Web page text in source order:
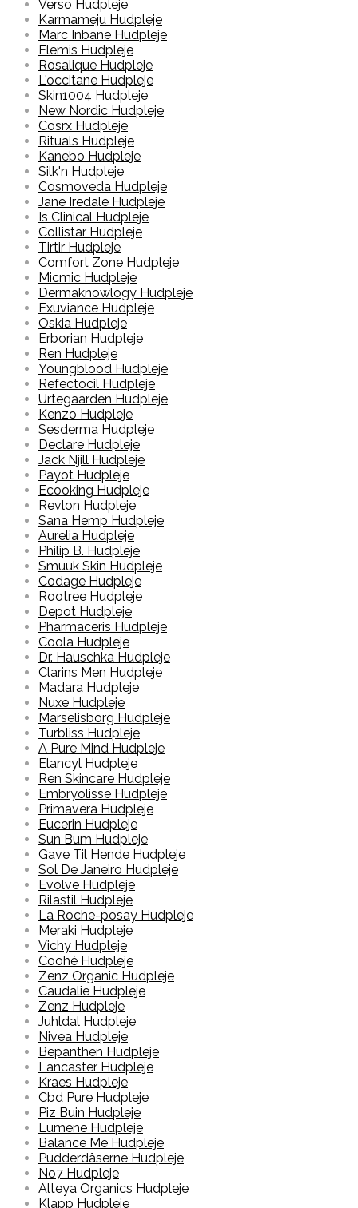
Verso Hudpleje
Karmameju Hudpleje
Marc Inbane Hudpleje
Elemis Hudpleje
Rosalique Hudpleje
L'occitane Hudpleje
Skin1004 Hudpleje
New Nordic Hudpleje
Cosrx Hudpleje
Rituals Hudpleje
Kanebo Hudpleje
Silk'n Hudpleje
Cosmoveda Hudpleje
Jane Iredale Hudpleje
Is Clinical Hudpleje
Collistar Hudpleje
Tirtir Hudpleje
Comfort Zone Hudpleje
Micmic Hudpleje
Dermaknowlogy Hudpleje
Exuviance Hudpleje
Oskia Hudpleje
Erborian Hudpleje
Ren Hudpleje
Youngblood Hudpleje
Refectocil Hudpleje
Urtegaarden Hudpleje
Kenzo Hudpleje
Sesderma Hudpleje
Declare Hudpleje
Jack Njill Hudpleje
Payot Hudpleje
Ecooking Hudpleje
Revlon Hudpleje
Sana Hemp Hudpleje
Aurelia Hudpleje
Philip B. Hudpleje
Smuuk Skin Hudpleje
Codage Hudpleje
Rootree Hudpleje
Depot Hudpleje
Pharmaceris Hudpleje
Coola Hudpleje
Dr. Hauschka Hudpleje
Clarins Men Hudpleje
Madara Hudpleje
Nuxe Hudpleje
Marselisborg Hudpleje
Turbliss Hudpleje
A Pure Mind Hudpleje
Elancyl Hudpleje
Ren Skincare Hudpleje
Embryolisse Hudpleje
Primavera Hudpleje
Eucerin Hudpleje
Sun Bum Hudpleje
Gave Til Hende Hudpleje
Sol De Janeiro Hudpleje
Evolve Hudpleje
Rilastil Hudpleje
La Roche-posay Hudpleje
Meraki Hudpleje
Vichy Hudpleje
Coohé Hudpleje
Zenz Organic Hudpleje
Caudalie Hudpleje
Zenz Hudpleje
Juhldal Hudpleje
Nivea Hudpleje
Bepanthen Hudpleje
Lancaster Hudpleje
Kraes Hudpleje
Cbd Pure Hudpleje
Piz Buin Hudpleje
Lumene Hudpleje
Balance Me Hudpleje
Pudderdåserne Hudpleje
No7 Hudpleje
Alteya Organics Hudpleje
Klapp Hudpleje